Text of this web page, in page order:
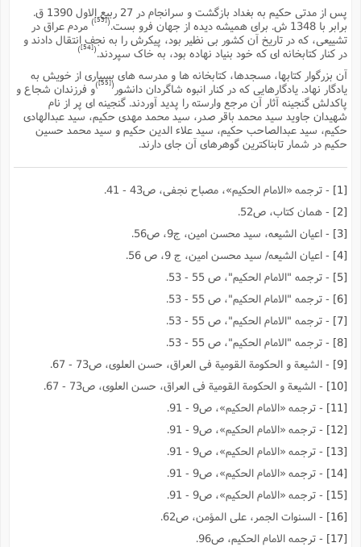
پس از مدتى حکیم به بغداد بازگشت و سرانجام در 27 ربیع الاول 1390 ق.
برابر با 1348 ش. براى همیشه دیده از جهان فرو بست.
(
[53]
)مردم عراق در
تشییعى، که در تاریخ آن کشور بى نظیر بود، پیکرش را به نجف انتقال دادند و
در کنار کتابخانه اى که خود بنیاد نهاده بود، به خاک سپردند.(
[54]
)
آن بزرگوار کتابها، مسجدها، کتابخانه ها و مدرسه هاى بسیارى از خویش به
یادگار نهاد. یادگارهایى که در کنار انبوه شاگردان دانشور [55]
)و فرزندان شجاع و
پاکدلش گنجینه آثار آن مرجع وارسته را پدید آوردند. گنجینه اى پر از نام
شهیدان جاوید سید محمد باقر صدر، سید محمد مهدى حکیم، سید عبدالهادى
حکیم، سید عبدالصاحب حکیم، سید علاء الدین حکیم و سید محمد حسین
حکیم در شمار تابناکترین گوهرهاى آن جاى دارند.
- ترجمه «الامام الحکیم»، مصباح نجفى، ص43 - 41.
- همان کتاب، ص52.
- اعیان الشیعه، سید محسن امین، ج9، ص56.
- اعیان الشیعه/ سید محسن امین، ج 9، ص 56.
- ترجمه "الامام الحکیم"، ص 55 - 53.
- ترجمه "الامام الحکیم"، ص 55 - 53.
- ترجمه "الامام الحکیم"، ص 55 - 53.
- ترجمه "الامام الحکیم"، ص 55 - 53.
- الشیعة و الحکومة القومیة فى العراق، حسن العلوى، ص73 - 67.
- الشیعة و الحکومة القومیة فى العراق، حسن العلوى، ص73 - 67.
- ترجمه «الامام الحکیم»، ص9 - 91.
- ترجمه «الامام الحکیم»، ص9 - 91.
- ترجمه «الامام الحکیم»، ص9 - 91.
- ترجمه «الامام الحکیم»، ص9 - 91.
- ترجمه «الامام الحکیم»، ص9 - 91.
- السنوات الجمر، على المؤمن، ص62.
- ترجمه الامام الحکیم، ص96.